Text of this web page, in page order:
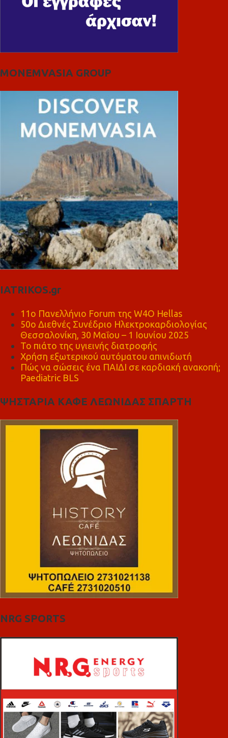
MONEMVASIA GROUP
IATRIKOS.gr
11ο Πανελλήνιο Forum της W4O Hellas
50ο Διεθνές Συνέδριο Ηλεκτροκαρδιολογίας
Θεσσαλονίκη, 30 Μαΐου – 1 Ιουνίου 2025
Το πιάτο της υγιεινής διατροφής
Χρήση εξωτερικού αυτόματου απινιδωτή
Πώς να σώσεις ένα ΠΑΙΔΙ σε καρδιακή ανακοπή;
Paediatric BLS
ΨΗΣΤΑΡΙΑ ΚΑΦΕ ΛΕΩΝΙΔΑΣ ΣΠΑΡΤΗ
NRG SPORTS